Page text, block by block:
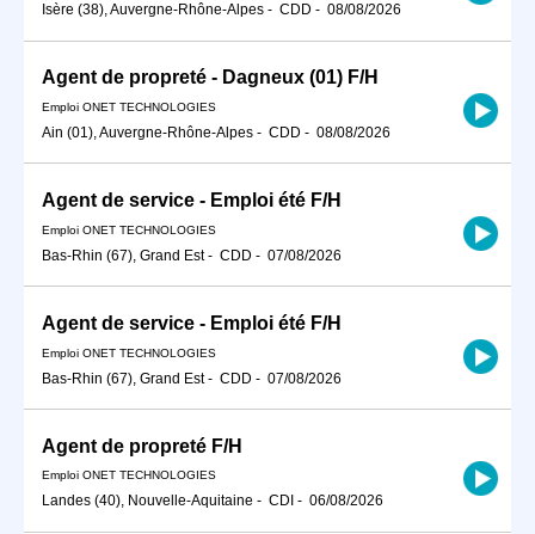
Isère (38), Auvergne-Rhône-Alpes - CDD - 08/08/2026
Agent de propreté - Dagneux (01) F/H
Emploi ONET TECHNOLOGIES
Ain (01), Auvergne-Rhône-Alpes - CDD - 08/08/2026
Agent de service - Emploi été F/H
Emploi ONET TECHNOLOGIES
Bas-Rhin (67), Grand Est- CDD - 07/08/2026
Agent de service - Emploi été F/H
Emploi ONET TECHNOLOGIES
Bas-Rhin (67), Grand Est- CDD - 07/08/2026
Agent de propreté F/H
Emploi ONET TECHNOLOGIES
Landes (40), Nouvelle-Aquitaine - CDI - 06/08/2026